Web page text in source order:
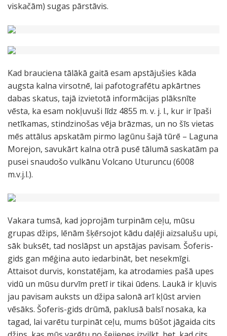
viskačām) sugas pārstāvis.
Kad brauciena tālākā gaitā esam apstājušies kāda
augsta kalna virsotnē, lai pafotografētu apkārtnes
dabas skatus, tajā izvietotā informācijas plāksnīte
vēsta, ka esam nokļuvuši līdz 4855 m. v. j. l., kur ir īpaši
netīkamas, stindzinošas vēja brāzmas, un no šīs vietas
mēs attālus apskatām pirmo lagūnu šajā tūrē – Laguna
Morejon, savukārt kalna otrā pusē tālumā saskatām pa
pusei snaudošo vulkānu Volcano Uturuncu (6008
m.v.j.l.).
Vakara tumsā, kad joprojām turpinām ceļu, mūsu
grupas džips, lēnām šķērsojot kādu daļēji aizsalušu upi,
sāk buksēt, tad noslāpst un apstājas pavisam. Šoferis-
gids gan mēģina auto iedarbināt, bet nesekmīgi.
Attaisot durvis, konstatējam, ka atrodamies pašā upes
vidū un mūsu durvīm pretī ir tikai ūdens. Laukā ir kļuvis
jau pavisam auksts un džipa salonā arī kļūst arvien
vēsāks. Šoferis-gids drūmā, paklusā balsī nosaka, ka
tagad, lai varētu turpināt ceļu, mums būšot jāgaida cits